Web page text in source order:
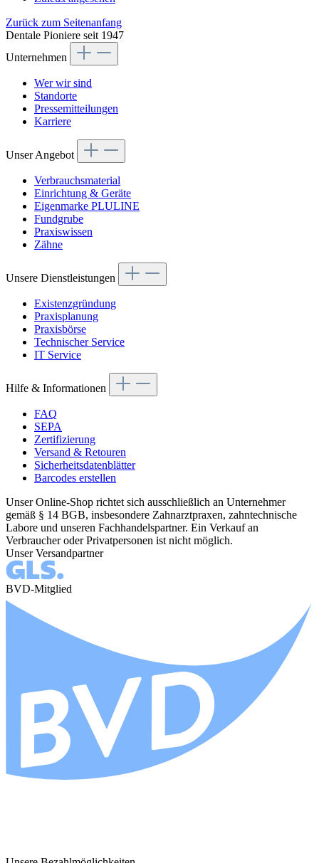
Zurück zum Seitenanfang
Dentale Pioniere seit 1947
Unternehmen
Wer wir sind
Standorte
Pressemitteilungen
Karriere
Unser Angebot
Verbrauchsmaterial
Einrichtung & Geräte
Eigenmarke PLULINE
Fundgrube
Praxiswissen
Zähne
Unsere Dienstleistungen
Existenzgründung
Praxisplanung
Praxisbörse
Technischer Service
IT Service
Hilfe & Informationen
FAQ
SEPA
Zertifizierung
Versand & Retouren
Sicherheitsdatenblätter
Barcodes erstellen
Unser Online-Shop richtet sich ausschließlich an Unternehmer
gemäß § 14 BGB, insbesondere Zahnarztpraxen, zahntechnische
Labore und unseren Fachhandelspartner. Ein Verkauf an
Verbraucher oder Privatpersonen ist nicht möglich.
Unser Versandpartner
BVD-Mitglied